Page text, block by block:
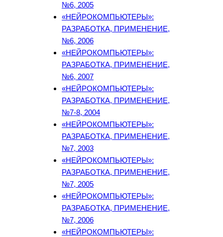
№6, 2005
«НЕЙРОКОМПЬЮТЕРЫ»:
РАЗРАБОТКА, ПРИМЕНЕНИЕ,
№6, 2006
«НЕЙРОКОМПЬЮТЕРЫ»:
РАЗРАБОТКА, ПРИМЕНЕНИЕ,
№6, 2007
«НЕЙРОКОМПЬЮТЕРЫ»:
РАЗРАБОТКА, ПРИМЕНЕНИЕ,
№7-8, 2004
«НЕЙРОКОМПЬЮТЕРЫ»:
РАЗРАБОТКА, ПРИМЕНЕНИЕ,
№7, 2003
«НЕЙРОКОМПЬЮТЕРЫ»:
РАЗРАБОТКА, ПРИМЕНЕНИЕ,
№7, 2005
«НЕЙРОКОМПЬЮТЕРЫ»:
РАЗРАБОТКА, ПРИМЕНЕНИЕ,
№7, 2006
«НЕЙРОКОМПЬЮТЕРЫ»: